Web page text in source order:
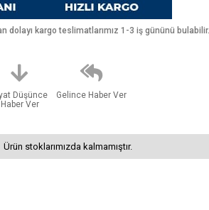
kargo teslimatlarımız 1-3 iş gününü bulabilir.
Düşünce
Haber Ver
Gelince Haber Ver
Ürün stoklarımızda kalmamıştır.